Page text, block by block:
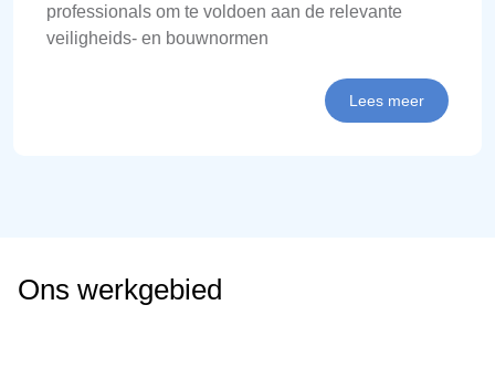
professionals om te voldoen aan de relevante
veiligheids- en bouwnormen
Lees meer
Ons werkgebied